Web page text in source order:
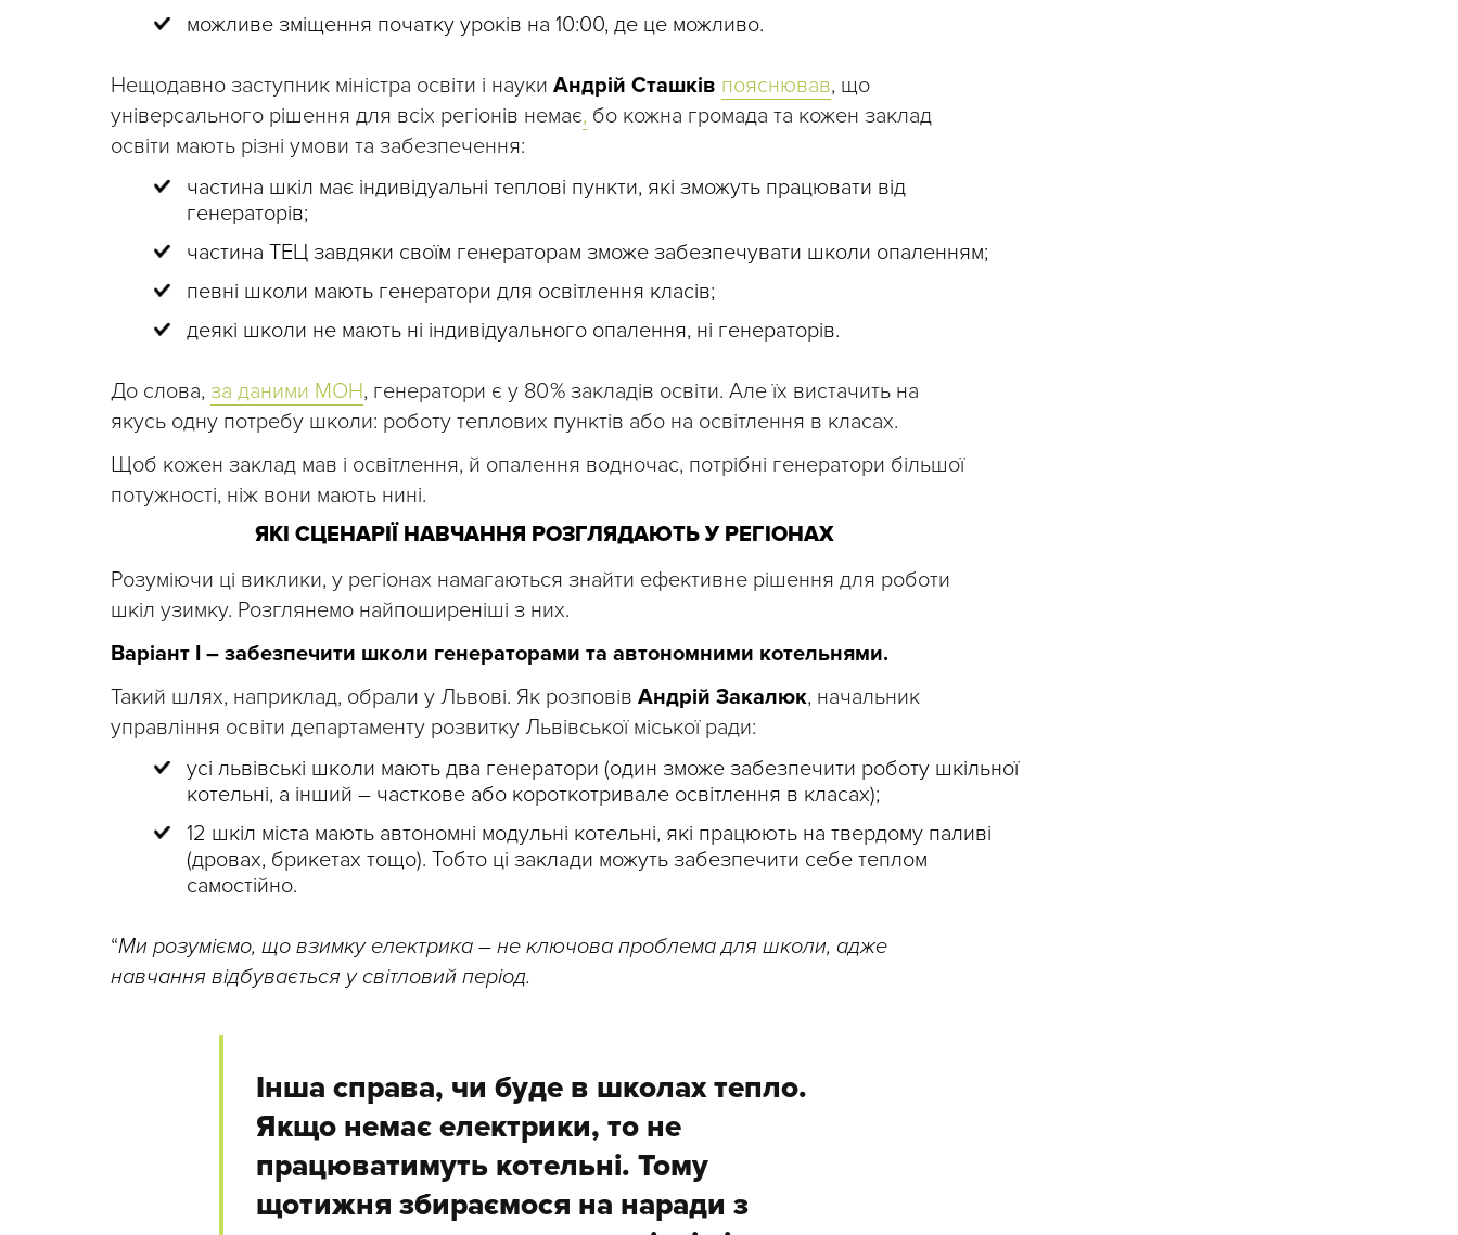
можливе зміщення початку уроків на 10:00, де це можливо.
Нещодавно заступник міністра освіти і науки Андрій Сташків пояснював, що
універсального рішення для всіх регіонів немає, бо кожна громада та кожен заклад
освіти мають різні умови та забезпечення:
частина шкіл має індивідуальні теплові пункти, які зможуть працювати від
генераторів;
частина ТЕЦ завдяки своїм генераторам зможе забезпечувати школи опаленням;
певні школи мають генератори для освітлення класів;
деякі школи не мають ні індивідуального опалення, ні генераторів.
До слова, за даними МОН, генератори є у 80 % закладів освіти. Але їх вистачить на
якусь одну потребу школи: роботу теплових пунктів або на освітлення в класах.
Щоб кожен заклад мав і освітлення, й опалення водночас, потрібні генератори більшої
потужності, ніж вони мають нині.
ЯКІ СЦЕНАРІЇ НАВЧАННЯ РОЗГЛЯДАЮТЬ У РЕГІОНАХ
Розуміючи ці виклики, у регіонах намагаються знайти ефективне рішення для роботи
шкіл узимку. Розглянемо найпоширеніші з них.
Варіант I – забезпечити школи генераторами та автономними котельнями.
Такий шлях, наприклад, обрали у Львові. Як розповів Андрій Закалюк, начальник
управління освіти департаменту розвитку Львівської міської ради:
усі львівські школи мають два генератори (один зможе забезпечити роботу шкільної
котельні, а інший – часткове або короткотривале освітлення в класах);
12 шкіл міста мають автономні модульні котельні, які працюють на твердому паливі
(дровах, брикетах тощо). Тобто ці заклади можуть забезпечити себе теплом
самостійно.
“Ми розуміємо, що взимку електрика – не ключова проблема для школи, адже
навчання відбувається у світловий період.
Інша справа, чи буде в школах тепло.
Якщо немає електрики, то не
працюватимуть котельні. Тому
щотижня збираємося на наради з